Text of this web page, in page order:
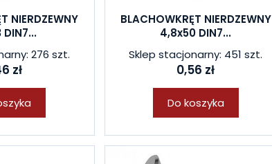
NIERDZEWNY
DIN7...
276 szt.
zł
BLACHOWKRĘT NIERDZEWNY
4,8x50 DIN7...
Sklep stacjonarny: 451 szt.
0,56 zł
Do koszyka